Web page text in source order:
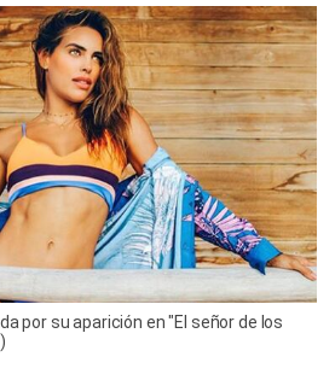
por su aparición en "El señor de los